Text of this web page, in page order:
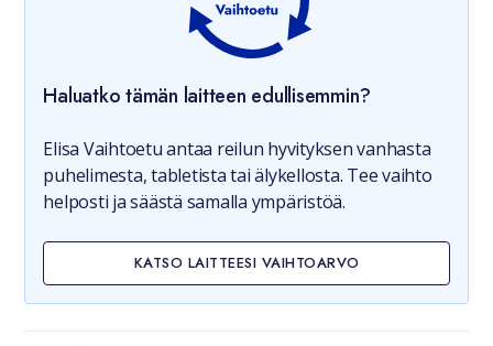
Haluatko tämän laitteen edullisemmin?
Elisa Vaihtoetu antaa reilun hyvityksen vanhasta
puhelimesta, tabletista tai älykellosta. Tee vaihto
helposti ja säästä samalla ympäristöä.
KATSO LAITTEESI VAIHTOARVO